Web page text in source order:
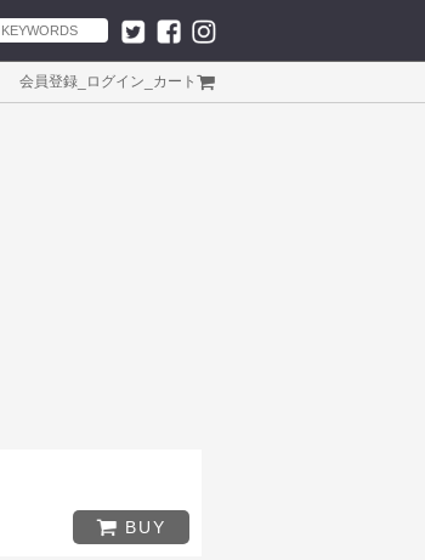
会員登録 ログイン カート
BUY